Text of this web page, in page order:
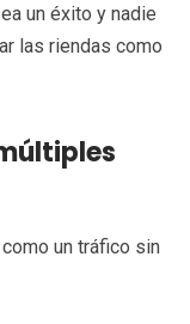
un éxito y nadie
las riendas como
un tráfico sin